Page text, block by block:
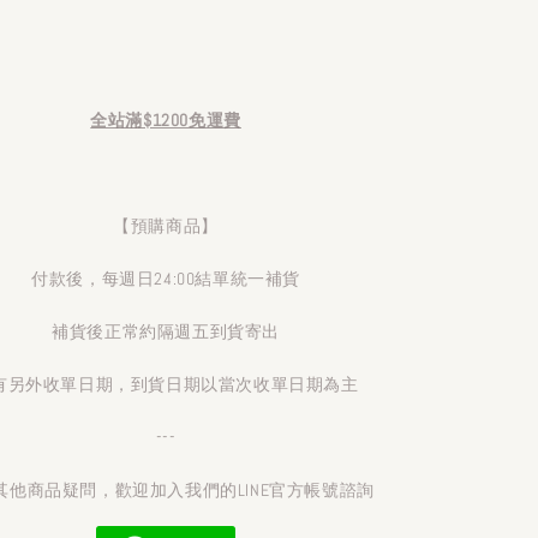
全站滿$1200免運費
【預購商品】
付款後，每週日24:00結單統一補貨
補貨後正常約隔週五到貨寄出
另外收單日期，到貨日期以當次收單日期為主
---
他商品疑問，歡迎加入我們的LINE官方帳號諮詢